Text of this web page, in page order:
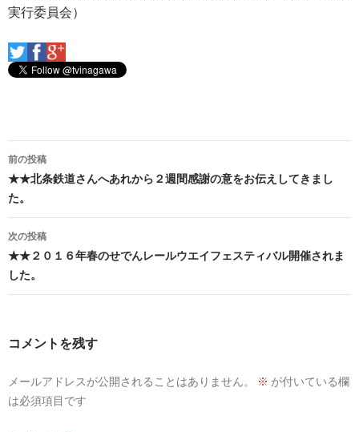
実行委員会）
投
稿
ナ
ビ
ゲ
ー
ョ
ン
前の投稿
★★北条鉄道さんへあれから２週間感謝の意をお伝えしてきまし
た。
次の投稿
★★２０１６年春のせでんレールウエイフェスティバル開催されま
した。
コメントを残す
メールアドレスが公開されることはありません。 ※ が付いている欄
は必須項目です